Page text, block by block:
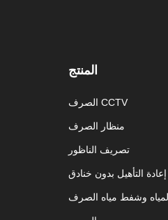
المنتج
الصرف CCTV
منظار الصرف
تصريف الناظور
إعادة التأهيل بدون خنادق
وشفط مياه الصرف